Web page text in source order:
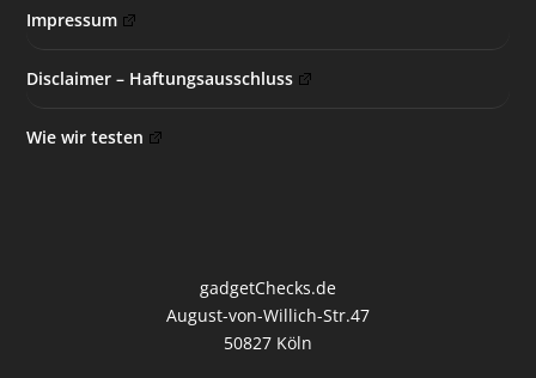
Impressum
Disclaimer – Haftungsausschluss
Wie wir testen
gadgetChecks.de
August-von-Willich-Str.47
50827 Köln